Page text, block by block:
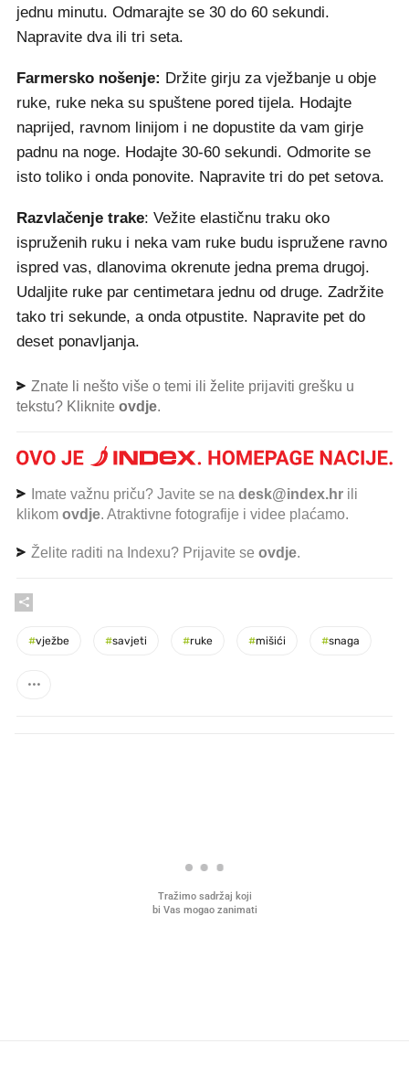
jednu minutu. Odmarajte se 30 do 60 sekundi.
Napravite dva ili tri seta.
Farmersko nošenje: Držite girju za vježbanje u obje
ruke, ruke neka su spuštene pored tijela. Hodajte
naprijed, ravnom linijom i ne dopustite da vam girje
padnu na noge. Hodajte 30-60 sekundi. Odmorite se
isto toliko i onda ponovite. Napravite tri do pet setova.
Razvlačenje trake: Vežite elastičnu traku oko
ispruženih ruku i neka vam ruke budu ispružene ravno
ispred vas, dlanovima okrenute jedna prema drugoj.
Udaljite ruke par centimetara jednu od druge. Zadržite
tako tri sekunde, a onda otpustite. Napravite pet do
deset ponavljanja.
Znate li nešto više o temi ili želite prijaviti grešku u
tekstu? Kliknite ovdje.
Imate važnu priču? Javite se na desk@index.hr ili
klikom ovdje. Atraktivne fotografije i videe plaćamo.
Želite raditi na Indexu? Prijavite se ovdje.
#vježbe #savjeti #ruke #mišići #snaga